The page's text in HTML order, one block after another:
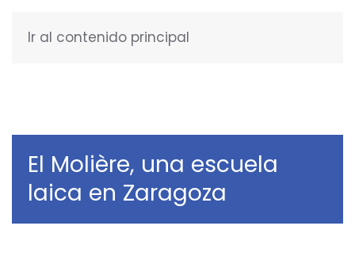
Ir al contenido principal
El Molière, una escuela
laica en Zaragoza